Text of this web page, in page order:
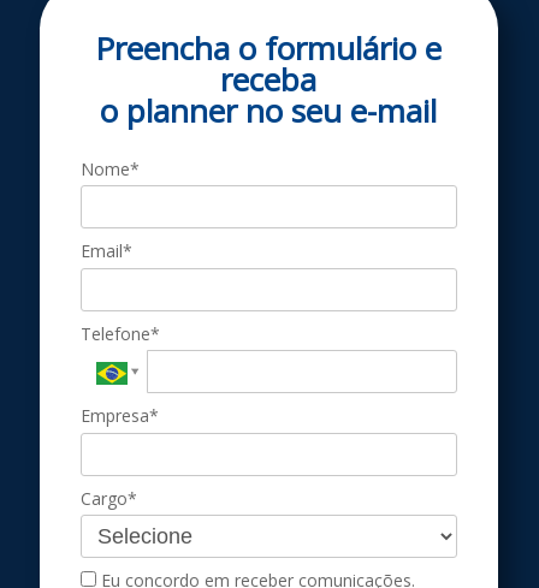
Preencha o formulário e
receba
o planner no seu e-m ail
Nome*
Email*
Telefone*
Empresa*
Cargo*
Eu concordo em receber comunicações.